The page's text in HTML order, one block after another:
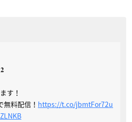
す！
料配信！ https://t.co/jbmtFor72u